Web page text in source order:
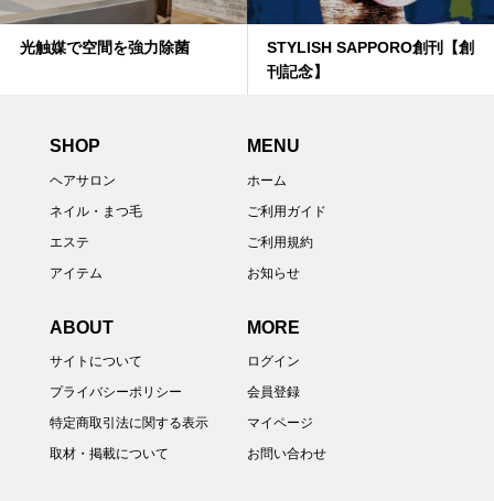
光触媒で空間を強力除菌
STYLISH SAPPORO創刊【創
刊記念】
SHOP
ヘアサロン
ネイル・まつ毛
エステ
アイテム
MENU
ホーム
ご利用ガイド
ご利用規約
お知らせ
ABOUT
サイトについて
プライバシーポリシー
特定商取引法に関する表示
取材・掲載について
MORE
ログイン
会員登録
マイページ
お問い合わせ